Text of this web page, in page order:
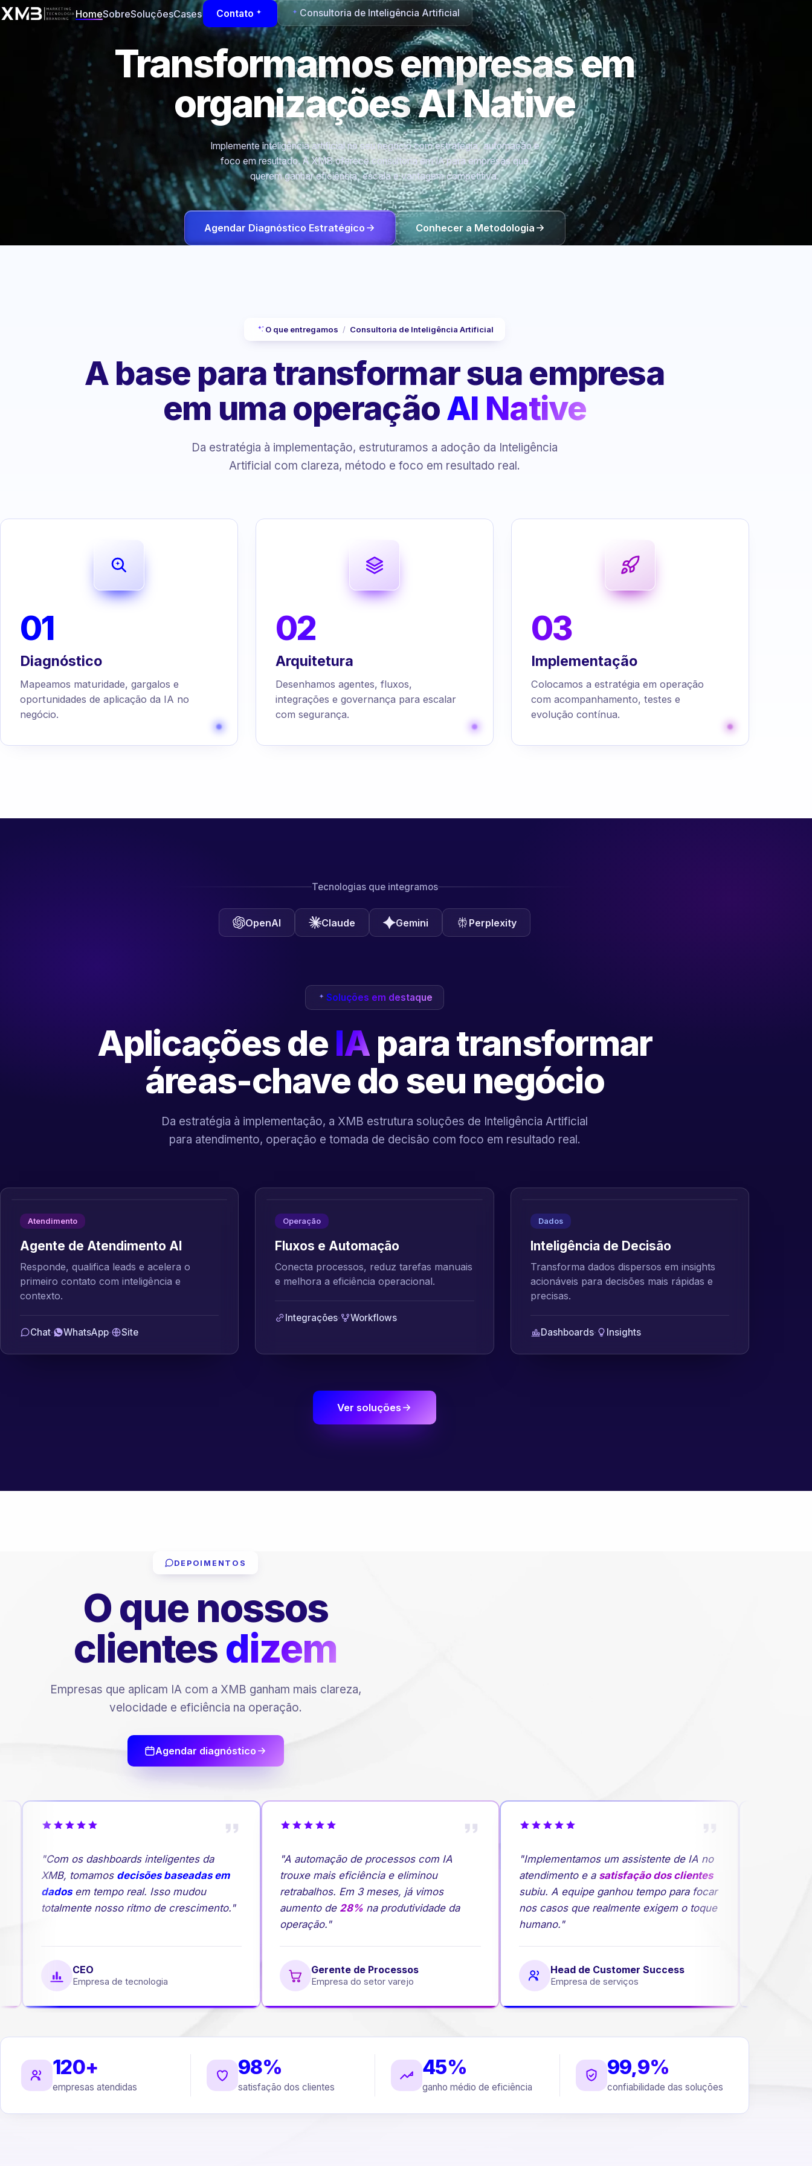
HomeSobreSoluçõesCases Contato Consultoria de Inteligência Artificial
Transformamos empresas em
organizaçõesAI Native
Implemente inteligência artificial no seu negócio com estratégia, automação e
foco em resultado. A XMB oferece consultoria em IA para empresas que
querem ganhar eficiência, escala e vantagem competitiva.
Agendar Diagnóstico Estratégico Conhecer a Metodologia
O que entregamos / Consultoria de Inteligência Artificial
A base para transformar sua empresa
em uma operaçãoAI Native
Da estratégia à implementação, estruturamos a adoção da Inteligência
Artificial com clareza, método e foco em resultado real.
01
Diagnóstico
Mapeamos maturidade, gargalos e
oportunidades de aplicação da IA no
negócio.
02
Arquitetura
Desenhamos agentes, fluxos,
integrações e governança para escalar
com segurança.
03
Implementação
Colocamos a estratégia em operação
com acompanhamento, testes e
evolução contínua.
Tecnologias que integramos
OpenAI Claude Gemini Perplexity
Soluções em destaque
Aplicações de IApara transformar
áreas-chave do seu negócio
Da estratégia à implementação, a XMB estrutura soluções de Inteligência Artificial
para atendimento, operação e tomada de decisão com foco em resultado real.
Atendimento
Agente de Atendimento AI
Responde, qualifica leads e acelera o
primeiro contato com inteligência e
contexto.
Chat· WhatsApp· Site
Operação
Fluxos e Automação
Conecta processos, reduz tarefas manuais
e melhora a eficiência operacional.
Integrações· Workflows
Dados
Inteligência de Decisão
Transforma dados dispersos em insights
acionáveis para decisões mais rápidas e
precisas.
Dashboards· Insights
Ver soluções
DEPOIMENTOS
O que nossos
clientesdizem
Empresas que aplicam IA com a XMB ganham mais clareza,
velocidade e eficiência na operação.
Agendar diagnóstico
"Com os dashboards inteligentes da
XMB, tomamosdecisões baseadas em
dadosem tempo real. Isso mudou
totalmente nosso ritmo de crescimento."
CEO
Empresa de tecnologia
"A automação de processos com IA
trouxe mais eficiência e eliminou
retrabalhos. Em 3 meses, já vimos
aumento de28%na produtividade da
operação."
Gerente de Processos
Empresa do setor varejo
"Implementamos um assistente de IA no
atendimento e asatisfação dos clientes
subiu. A equipe ganhou tempo para focar
nos casos que realmente exigem o toque
humano."
Head de Customer Success
Empresa de serviços
120+
empresas atendidas
98%
satisfação dos clientes
45%
ganho médio de eficiência
99,9%
confiabilidade das soluções